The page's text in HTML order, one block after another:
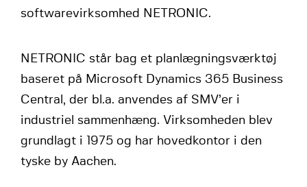
softwarevirksomhed NETRONIC.
NETRONIC står bag et planlægningsværktøj
baseret på Microsoft Dynamics 365 Business
Central, der bl.a. anvendes af SMV’er i
industriel sammenhæng. Virksomheden blev
grundlagt i 1975 og har hovedkontor i den
tyske by Aachen.